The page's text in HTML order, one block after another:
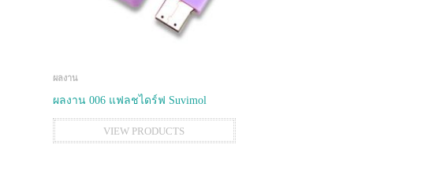
ผลงาน
ผลงาน 006 แฟลชไดร์ฟ Suvimol
VIEW PRODUCTS